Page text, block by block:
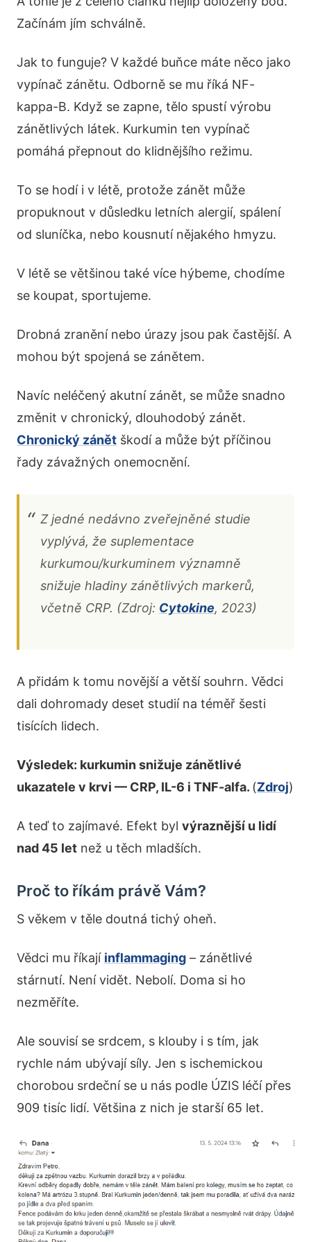
Začínám jím schválně.
Jak to funguje? V každé buňce máte něco jako
vypínač zánětu. Odborně se mu říká NF-
kappa-B. Když se zapne, tělo spustí výrobu
zánětlivých látek. Kurkumin ten vypínač
pomáhá přepnout do klidnějšího režimu.
To se hodí i v létě, protože zánět může
propuknout v důsledku letních alergií, spálení
od sluníčka, nebo kousnutí nějakého hmyzu.
V létě se většinou také více hýbeme, chodíme
se koupat, sportujeme.
Drobná zranění nebo úrazy jsou pak častější. A
mohou být spojená se zánětem.
Navíc neléčený akutní zánět, se může snadno
změnit v chronický, dlouhodobý zánět.
Chronický zánět škodí a může být příčinou
řady závažných onemocnění.
Z jedné nedávno zveřejněné studie
vyplývá, že suplementace
kurkumou/kurkuminem významně
snižuje hladiny zánětlivých markerů,
včetně CRP. (Zdroj: Cytokine, 2023)
A přidám k tomu novější a větší souhrn. Vědci
dali dohromady deset studií na téměř šesti
tisících lidech.
Výsledek: kurkumin snižuje zánětlivé
ukazatele v krvi — CRP, IL-6 i TNF-alfa. (Zdroj)
A teď to zajímavé. Efekt byl výraznější u lidí
nad 45 let než u těch mladších.
Proč to říkám právě Vám?
S věkem v těle doutná tichý oheň.
Vědci mu říkají inflammaging – zánětlivé
stárnutí. Není vidět. Nebolí. Doma si ho
nezměříte.
Ale souvisí se srdcem, s klouby i s tím, jak
rychle nám ubývají síly. Jen s ischemickou
chorobou srdeční se u nás podle ÚZIS léčí přes
909 tisíc lidí. Většina z nich je starší 65 let.